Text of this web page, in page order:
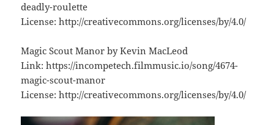
deadly-roulette
License: http://creativecommons.org/licenses/by/4.0/
Magic Scout Manor by Kevin MacLeod
Link: https://incompetech.filmmusic.io/song/4674-
magic-scout-manor
License: http://creativecommons.org/licenses/by/4.0/